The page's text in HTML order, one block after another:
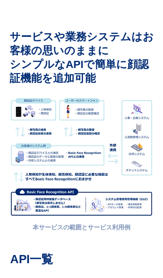
サービスや業務システムはお
客様の思いのままに
​シンプルなAPIで簡単に顔認
証機能を追加可能
本サービスの範囲とサービス利用例
API一覧